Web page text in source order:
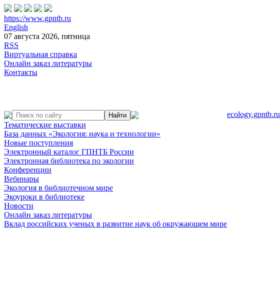
https://www.gpntb.ru
English
07 августа 2026, пятница
RSS
Виртуальная справка
Онлайн заказ литературы
Контакты
Тематические выставки
База данных «Экология: наука и технологии»
Новые поступления
Электронный каталог ГПНТБ России
Электронная библиотека по экологии
Конференции
Вебинары
Экология в библиотечном мире
Экоуроки в библиотеке
Новости
Онлайн заказ литературы
Вклад российских ученых в развитие наук об окружающем мире
ecology.gpntb.ru